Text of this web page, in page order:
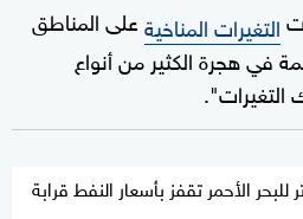
التغيرات المناخيةعلى المناطق
في هجرة الكثير من أنواع
التغيرات".
للبحر الأحمر تقفز بأسعار النفط قرابة